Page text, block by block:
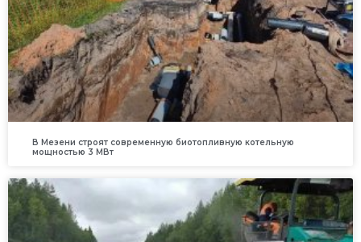
В Мезени строят современную биотопливную котельную
мощностью 3 МВт